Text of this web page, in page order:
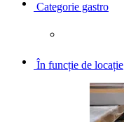
Categorie gastro
În funcție de locație